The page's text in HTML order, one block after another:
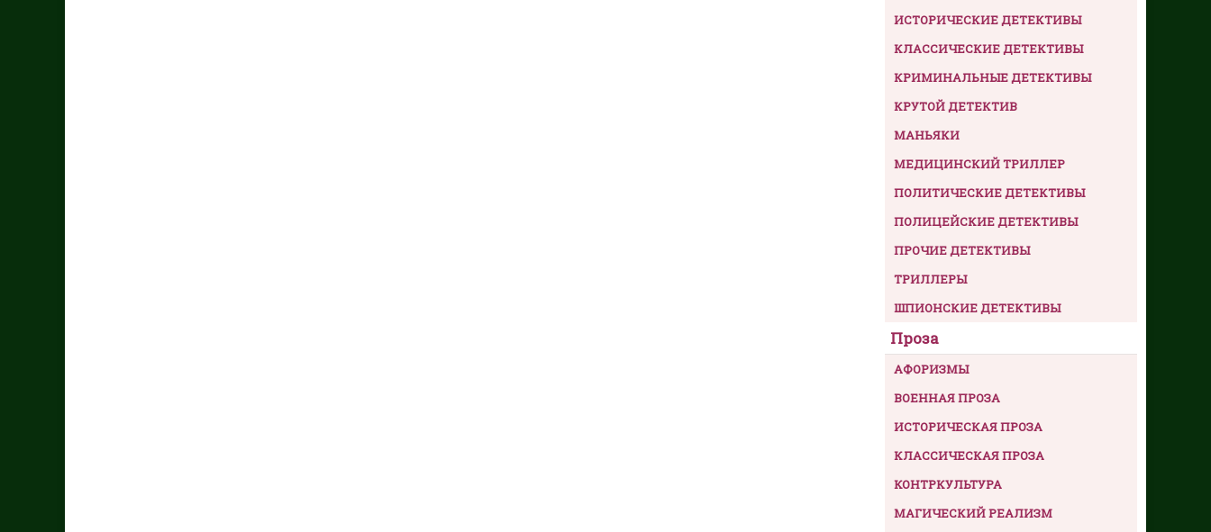
ИСТОРИЧЕСКИЕ ДЕТЕКТИВЫ
КЛАССИЧЕСКИЕ ДЕТЕКТИВЫ
КРИМИНАЛЬНЫЕ ДЕТЕКТИВЫ
КРУТОЙ ДЕТЕКТИВ
МАНЬЯКИ
МЕДИЦИНСКИЙ ТРИЛЛЕР
ПОЛИТИЧЕСКИЕ ДЕТЕКТИВЫ
ПОЛИЦЕЙСКИЕ ДЕТЕКТИВЫ
ПРОЧИЕ ДЕТЕКТИВЫ
ТРИЛЛЕРЫ
ШПИОНСКИЕ ДЕТЕКТИВЫ
Проза
АФОРИЗМЫ
ВОЕННАЯ ПРОЗА
ИСТОРИЧЕСКАЯ ПРОЗА
КЛАССИЧЕСКАЯ ПРОЗА
КОНТРКУЛЬТУРА
МАГИЧЕСКИЙ РЕАЛИЗМ